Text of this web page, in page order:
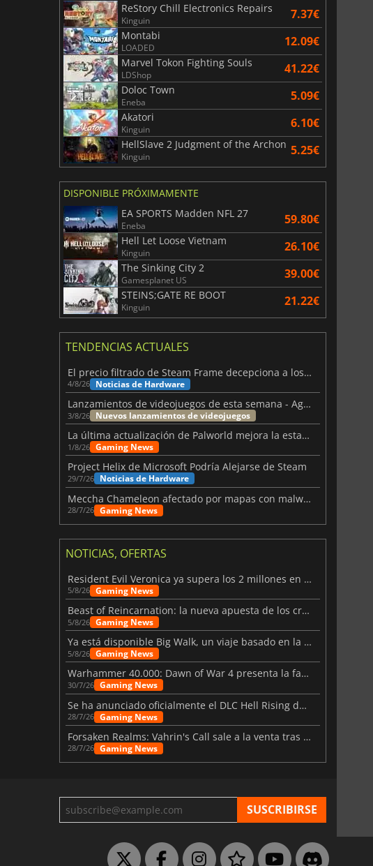
ReStory Chill Electronics Repairs
Kinguin 7.37€
Montabi
LOADED 12.09€
Marvel Tokon Fighting Souls
LDShop 41.22€
Doloc Town
Eneba 5.09€
Akatori
Kinguin 6.10€
HellSlave 2 Judgment of the Archon
Kinguin 5.25€
DISPONIBLE PRÓXIMAMENTE
EA SPORTS Madden NFL 27
Eneba 59.80€
Hell Let Loose Vietnam
Kinguin 26.10€
The Sinking City 2
Gamesplanet US 39.00€
STEINS;GATE RE BOOT
Kinguin 21.22€
TENDENCIAS ACTUALES
El precio filtrado de Steam Frame decepciona a los usuarios
4/8/26 Noticias de Hardware
Lanzamientos de videojuegos de esta semana - Agosto de 2026 (semana 32)
3/8/26 Nuevos lanzamientos de videojuegos
La última actualización de Palworld mejora la estabilidad
1/8/26 Gaming News
Project Helix de Microsoft Podría Alejarse de Steam
29/7/26 Noticias de Hardware
Meccha Chameleon afectado por mapas con malware y Discord
28/7/26 Gaming News
NOTICIAS, OFERTAS
Resident Evil Veronica ya supera los 2 millones en listas de deseados
5/8/26 Gaming News
Beast of Reincarnation: la nueva apuesta de los creadores de Pokémon
5/8/26 Gaming News
Ya está disponible Big Walk, un viaje basado en la amistad
5/8/26 Gaming News
Warhammer 40.000: Dawn of War 4 presenta la facción de los Necrones
30/7/26 Gaming News
Se ha anunciado oficialmente el DLC Hell Rising de Nioh 3
28/7/26 Gaming News
Forsaken Realms: Vahrin's Call sale a la venta tras una década
28/7/26 Gaming News